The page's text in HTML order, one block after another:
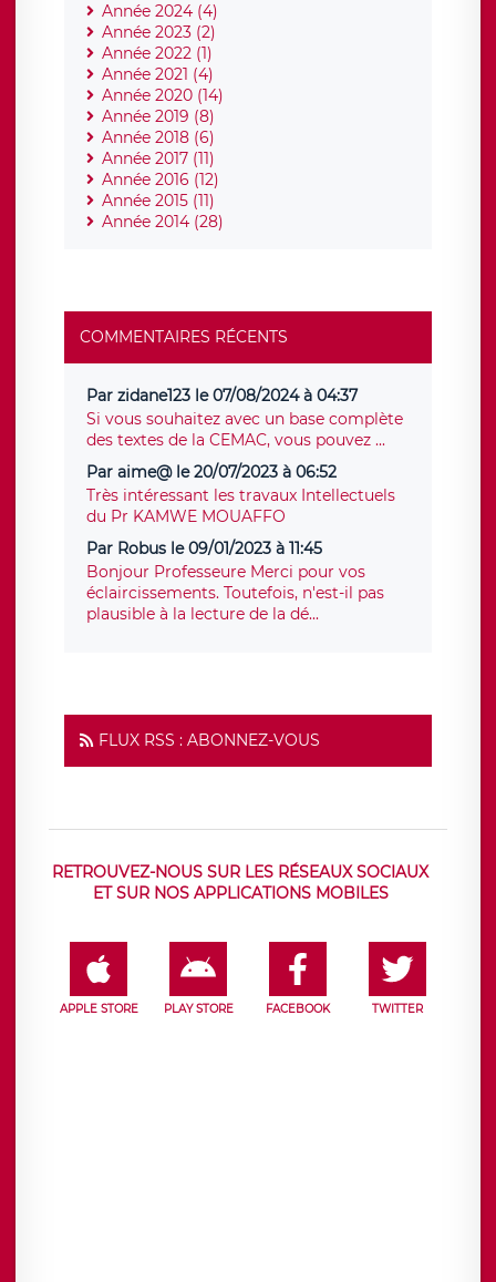
Année 2024 (4)
Année 2023 (2)
Année 2022 (1)
Année 2021 (4)
Année 2020 (14)
Année 2019 (8)
Année 2018 (6)
Année 2017 (11)
Année 2016 (12)
Année 2015 (11)
Année 2014 (28)
COMMENTAIRES RÉCENTS
Par zidane123 le 07/08/2024 à 04:37
Si vous souhaitez avec un base complète
des textes de la CEMAC, vous pouvez ...
Par aime@ le 20/07/2023 à 06:52
Très intéressant les travaux Intellectuels
du Pr KAMWE MOUAFFO
Par Robus le 09/01/2023 à 11:45
Bonjour Professeure Merci pour vos
éclaircissements. Toutefois, n'est-il pas
plausible à la lecture de la dé...
FLUX RSS : ABONNEZ-VOUS
RETROUVEZ-NOUS SUR LES RÉSEAUX SOCIAUX
ET SUR NOS APPLICATIONS MOBILES
APPLE STORE PLAY STORE FACEBOOK TWITTER